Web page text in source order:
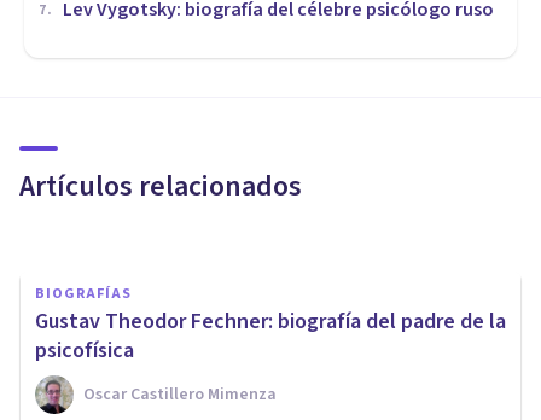
7. Lev Vygotsky: biografía del célebre psicólogo ruso
Artículos relacionados
este prolífico investigador
BIOGRAFÍAS
Gustav Theodor Fechner: biografía del padre de la
psicofísica
Oscar Castillero Mimenza